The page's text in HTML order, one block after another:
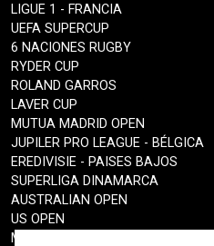
LIGUE 1 - FRANCIA
UEFA SUPERCUP
6 NACIONES RUGBY
RYDER CUP
ROLAND GARROS
LAVER CUP
MUTUA MADRID OPEN
JUPILER PRO LEAGUE - BÉLGICA
EREDIVISIE - PAISES BAJOS
SUPERLIGA DINAMARCA
AUSTRALIAN OPEN
US OPEN
MOTOGP